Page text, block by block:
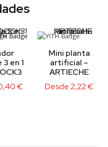
en 1
€
Mini planta
artificial –
ARTIECHE
Desde2,22€